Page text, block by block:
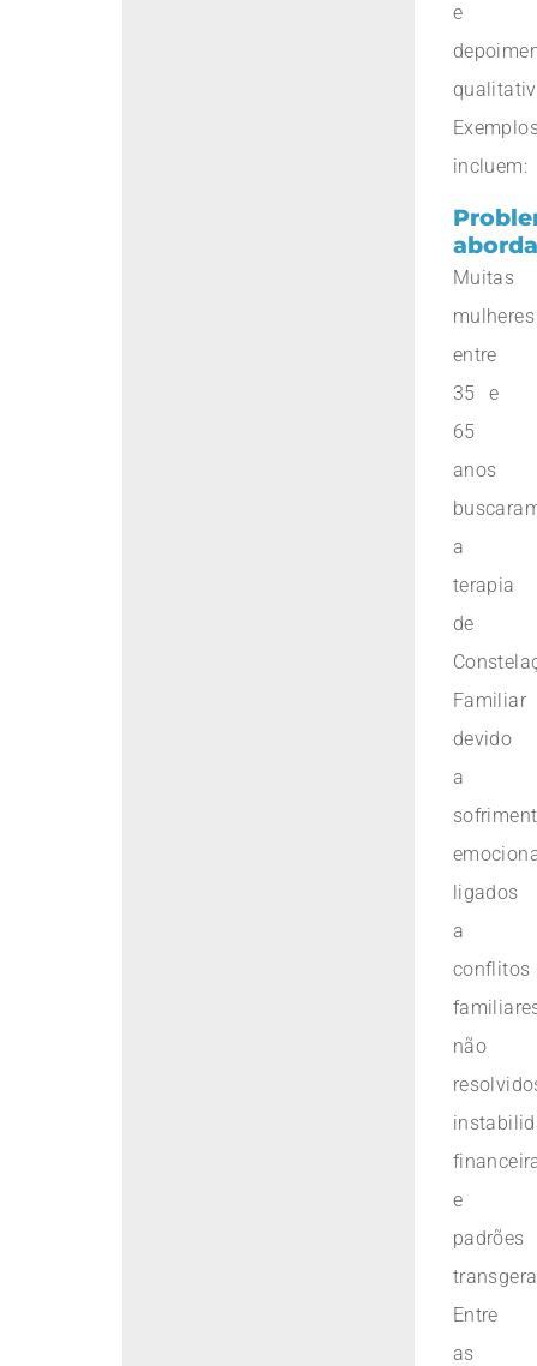
e
incluem:
Muitas
mulheres
entre
35 e
65
anos
a
terapia
de
Familiar
devido
a
ligados
a
conflitos
não
e
padrões
Entre
as